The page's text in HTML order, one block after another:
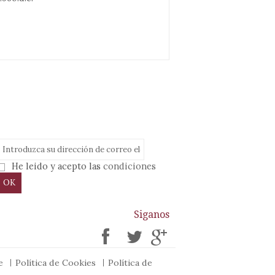
Siganos
He leido y acepto las condiciones
OK
Política de Cookies
Política de